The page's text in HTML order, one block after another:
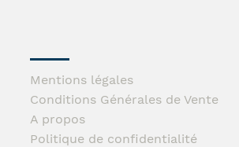
Mentions légales
Conditions Générales de Vente
A propos
Politique de confidentialité